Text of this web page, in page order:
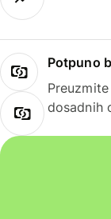
Potpuno
dosadnih